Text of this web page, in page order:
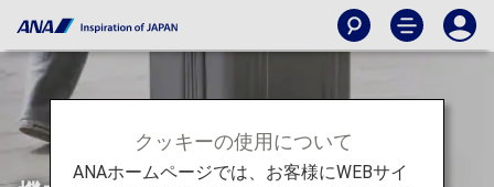
クッキーの使用について
ANAホームページでは、お客様にWEBサイ